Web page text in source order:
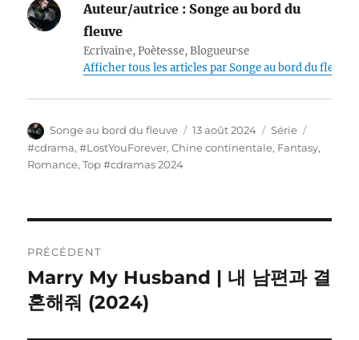
Auteur/autrice : Songe au bord du
fleuve
Ecrivain·e, Poète·sse, Blogueur·se
Afficher tous les articles par Songe au bord du fleuve
Auteur
Songe au bord du fleuve
Publié
le
13 août 2024 Catégories
Série
#cdrama,#LostYouForever,Chine continentale, Fantasy,
Romance,Top #cdramas 2024
de
l’article
PRÉCÉDENT
Publication
précédente :
Marry My Husband | 내 남편과 결
혼해줘 (2024)